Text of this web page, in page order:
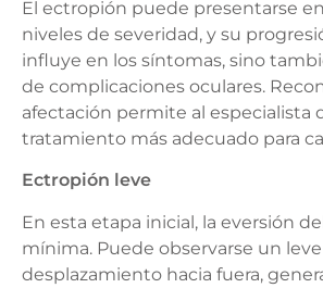
El ectropión puede presentarse
niveles de severidad, y su
influye en los síntomas, sino
de complicaciones oculares.
afectación permite al especialista
tratamiento más adecuado para
Ectropión leve
En esta etapa inicial, la eversión
mínima. Puede observarse un leve
desplazamiento hacia fuera,